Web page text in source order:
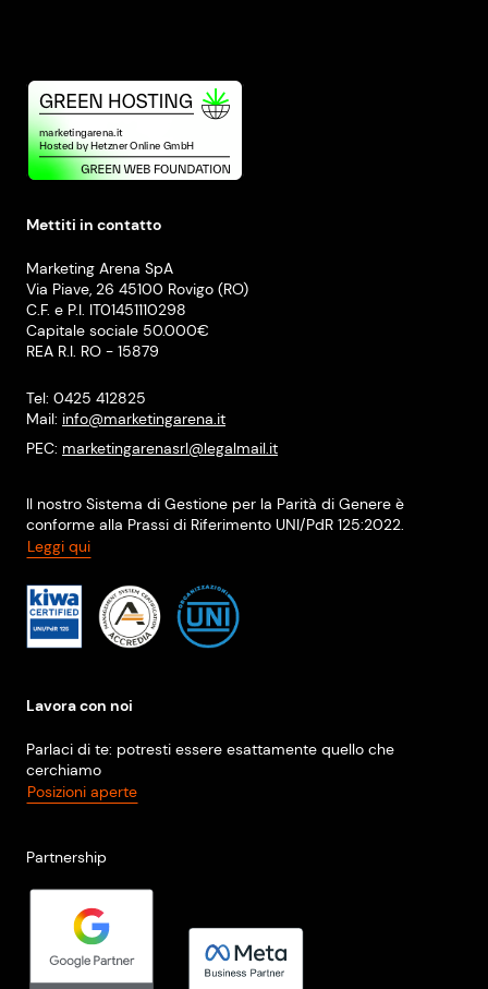
Mettiti in contatto
Marketing Arena SpA
Via Piave, 26 45100 Rovigo (RO)
C.F. e P.I. IT01451110298
Capitale sociale 50.000€
REA R.I. RO - 15879
Tel: 0425 412825
Mail: info@marketingarena.it
PEC: marketingarenasrl@legalmail.it
Il nostro Sistema di Gestione per la Parità di Genere è
conforme alla Prassi di Riferimento UNI/PdR 125:2022.
Leggi qui
Lavora con noi
Parlaci di te: potresti essere esattamente quello che
cerchiamo
Posizioni aperte
Partnership